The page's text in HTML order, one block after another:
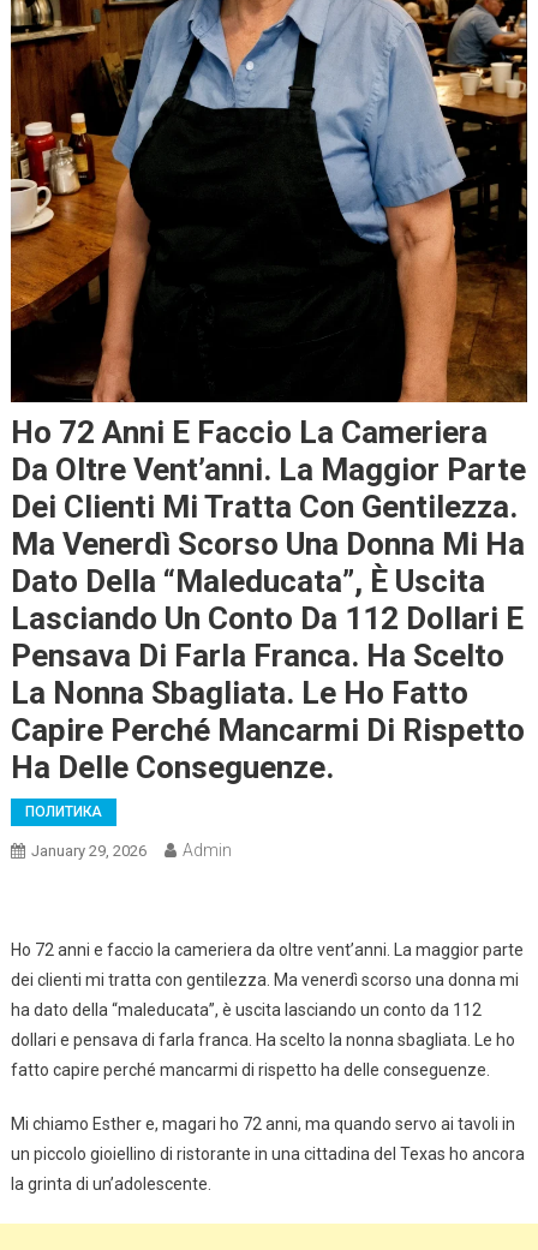
Ho 72 Anni E Faccio La Cameriera
Da Oltre Vent’anni. La Maggior Parte
Dei Clienti Mi Tratta Con Gentilezza.
Ma Venerdì Scorso Una Donna Mi Ha
Dato Della “maleducata”, È Uscita
Lasciando Un Conto Da 112 Dollari E
Pensava Di Farla Franca. Ha Scelto
La Nonna Sbagliata. Le Ho Fatto
Capire Perché Mancarmi Di Rispetto
Ha Delle Conseguenze.
ПОЛИТИКА
January 29, 2026 Admin
Ho 72 anni e faccio la cameriera da oltre vent’anni. La maggior parte
dei clienti mi tratta con gentilezza. Ma venerdì scorso una donna mi
ha dato della “maleducata”, è uscita lasciando un conto da 112
dollari e pensava di farla franca. Ha scelto la nonna sbagliata. Le ho
fatto capire perché mancarmi di rispetto ha delle conseguenze.
Mi chiamo Esther e, magari ho 72 anni, ma quando servo ai tavoli in
un piccolo gioiellino di ristorante in una cittadina del Texas ho ancora
la grinta di un’adolescente.